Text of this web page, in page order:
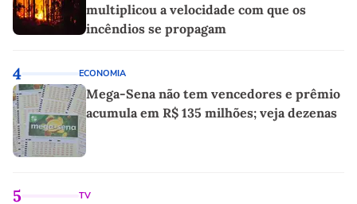
multiplicou a velocidade com que os
incêndios se propagam
4 ECONOMIA
Mega-Sena não tem vencedores e prêmio
acumula em R$ 135 milhões; veja dezenas
5 TV